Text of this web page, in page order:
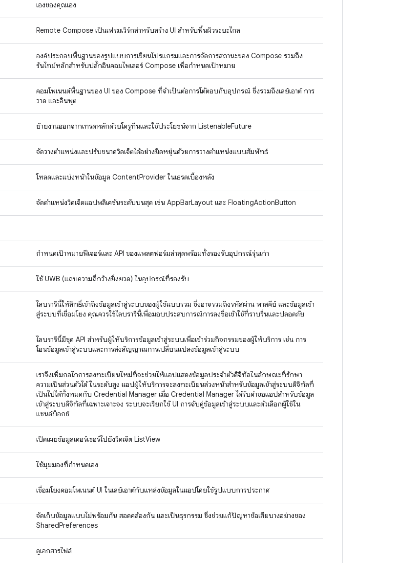
เองของคุณเอง
Remote Compose เป็นเฟรมเวิร์กสำหรับสร้าง UI สำหรับพื้นผิวระยะไกล
องค์ประกอบพื้นฐานของรูปแบบการเขียนโปรแกรมและการจัดการสถานะของ Compose รวมถึง
รันไทม์หลักสำหรับปลั๊กอินคอมไพเลอร์ Compose เพื่อกำหนดเป้าหมาย
คอมโพเนนต์พื้นฐานของ UI ของ Compose ที่จำเป็นต่อการโต้ตอบกับอุปกรณ์ ซึ่งรวมถึงเลย์เอาต์ การ
วาด และอินพุต
ย้ายงานออกจากเทรดหลักด้วยโครูทีนและใช้ประโยชน์จาก ListenableFuture
จัดวางตำแหน่งและปรับขนาดวิดเจ็ตได้อย่างยืดหยุ่นด้วยการวางตำแหน่งแบบสัมพัทธ์
โหลดและแบ่งหน้าในข้อมูล ContentProvider ในเธรดเบื้องหลัง
จัดตำแหน่งวิดเจ็ตแอปพลิเคชันระดับบนสุด เช่น AppBarLayout และ FloatingActionButton
กำหนดเป้าหมายฟีเจอร์และ API ของแพลตฟอร์มล่าสุดพร้อมทั้งรองรับอุปกรณ์รุ่นเก่า
ใช้ UWB (แถบความถี่กว้างยิ่งยวด) ในอุปกรณ์ที่รองรับ
ไลบรารีนี้ให้สิทธิ์เข้าถึงข้อมูลเข้าสู่ระบบของผู้ใช้แบบรวม ซึ่งอาจรวมถึงรหัสผ่าน พาสคีย์ และข้อมูลเข้า
สู่ระบบที่เชื่อมโยง คุณควรใช้ไลบรารีนี้เพื่อมอบประสบการณ์การลงชื่อเข้าใช้ที่ราบรื่นและปลอดภัย
ไลบรารีนี้มีชุด API สำหรับผู้ให้บริการข้อมูลเข้าสู่ระบบเพื่อเข้าร่วมกิจกรรมของผู้ให้บริการ เช่น การ
โอนข้อมูลเข้าสู่ระบบและการส่งสัญญาณการเปลี่ยนแปลงข้อมูลเข้าสู่ระบบ
เราจึงเพิ่มกลไกการลงทะเบียนใหม่ที่จะช่วยให้แอปแสดงข้อมูลประจำตัวดิจิทัลในลักษณะที่รักษา
ความเป็นส่วนตัวได้ ในระดับสูง แอปผู้ให้บริการจะลงทะเบียนล่วงหน้าสำหรับข้อมูลเข้าสู่ระบบดิจิทัลที่
เป็นไปได้ทั้งหมดกับ Credential Manager เมื่อ Credential Manager ได้รับคำขอแอปสำหรับข้อมูล
เข้าสู่ระบบดิจิทัลที่เฉพาะเจาะจง ระบบจะเรียกใช้ UI การจับคู่ข้อมูลเข้าสู่ระบบและตัวเลือกผู้ใช้ใน
แซนด์บ็อกซ์
เปิดเผยข้อมูลเคอร์เซอร์ไปยังวิดเจ็ต ListView
ใช้มุมมองที่กำหนดเอง
เชื่อมโยงคอมโพเนนต์ UI ในเลย์เอาต์กับแหล่งข้อมูลในแอปโดยใช้รูปแบบการประกาศ
จัดเก็บข้อมูลแบบไม่พร้อมกัน สอดคล้องกัน และเป็นธุรกรรม ซึ่งช่วยแก้ปัญหาข้อเสียบางอย่างของ
SharedPreferences
ดูเอกสารไฟล์